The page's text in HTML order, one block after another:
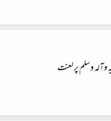
وآلہ وسلم پر لعنت